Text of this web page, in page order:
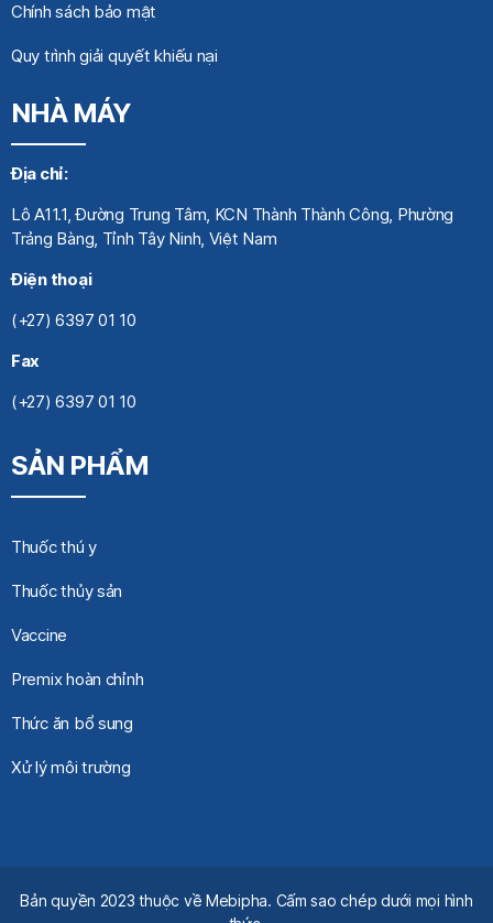
Chính sách bảo mật
Quy trình giải quyết khiếu nại
NHÀ MÁY
Địa chỉ:
Lô A11.1, Đường Trung Tâm, KCN Thành Thành Công, Phường
Trảng Bàng, Tỉnh Tây Ninh, Việt Nam
Điện thoại
(+27) 6397 01 10
Fax
(+27) 6397 01 10
SẢN PHẨM
Thuốc thú y
Thuốc thủy sản
Vaccine
Premix hoàn chỉnh
Thức ăn bổ sung
Xử lý môi trường
Bản quyền 2023 thuộc về Mebipha. Cấm sao chép dưới mọi hình